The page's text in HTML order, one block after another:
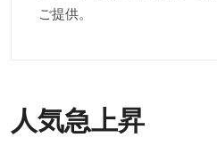
ご提供。
人気急上昇